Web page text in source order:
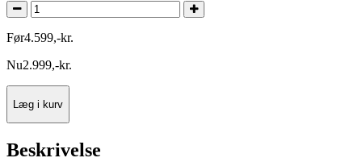
Før4.599,-kr.
Nu2.999,-kr.
Læg i kurv
Beskrivelse